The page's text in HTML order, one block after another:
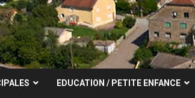
EDUCATION / PETITE ENFANCE